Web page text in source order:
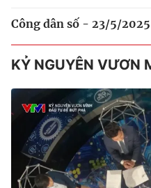
Công dân số - 23/5/2025
KỶ NGUYÊN VƯƠN